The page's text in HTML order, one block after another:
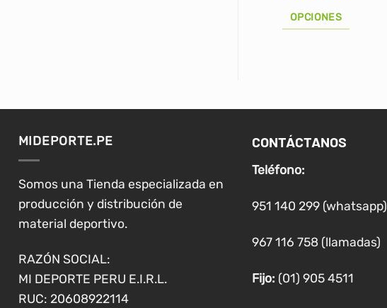
S/260.00.
OPCIONES
variantes.
opciones
se
en
página
producto
MIDEPORTE.PE
Somos una Tienda especializada en
producción y distribución de
material deportivo.
RAZÓN SOCIAL:
MI DEPORTE PERU E.I.R.L.
RUC: 20608922114
CONTÁCTANOS
Teléfono:
951 140 299 (whatsapp)
967 116 758 (llamadas)
Fijo: (01) 905 4511